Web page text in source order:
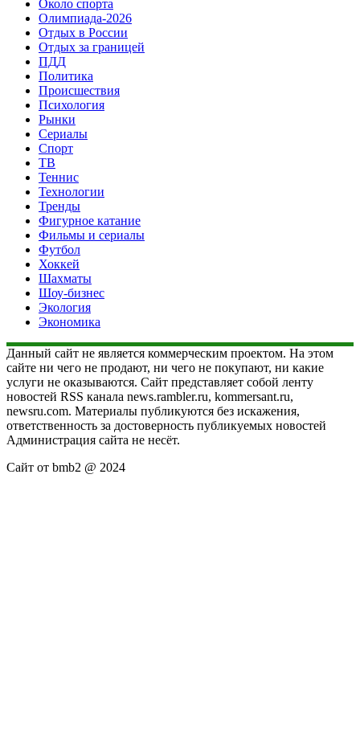
Около спорта
Олимпиада-2026
Отдых в России
Отдых за границей
ПДД
Политика
Происшествия
Психология
Рынки
Сериалы
Спорт
ТВ
Теннис
Технологии
Тренды
Фигурное катание
Фильмы и сериалы
Футбол
Хоккей
Шахматы
Шоу-бизнес
Экология
Экономика
Данный сайт не является коммерческим проектом. На этом
сайте ни чего не продают, ни чего не покупают, ни какие
услуги не оказываются. Сайт представляет собой ленту
новостей RSS канала news.rambler.ru, kommersant.ru,
newsru.com. Материалы публикуются без искажения,
ответственность за достоверность публикуемых новостей
Администрация сайта не несёт.
Сайт от bmb2 @ 2024